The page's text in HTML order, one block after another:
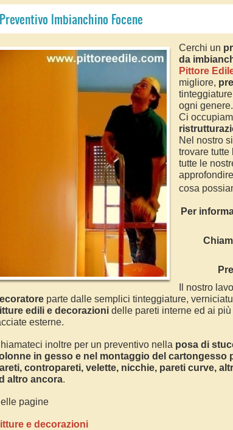
Preventivo Imbianchino Focene
Cerchi un
da
Pittore
migliore,
ogni genere.
Ci
Nel nostro
trovare tutte
tutte le
cosa
Per
Il nostro
parte dalle semplici tinteggiature,
edili e decorazioni delle pareti interne ed ai
esterne.
inoltre per un preventivo nella posa di
in gesso e nel montaggio del cartongesso
contropareti, velette, nicchie, pareti curve,
altro ancora.
pagine
e decorazioni